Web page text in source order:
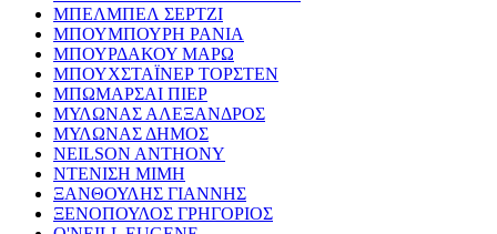
ΜΠΕΛΜΠΕΛ ΣΕΡΤΖΙ
ΜΠΟΥΜΠΟΥΡΗ ΡΑΝΙΑ
ΜΠΟΥΡΔΑΚΟΥ ΜΑΡΩ
ΜΠΟΥΧΣΤΑΪΝΕΡ ΤΟΡΣΤΕΝ
ΜΠΩΜΑΡΣΑΙ ΠΙΕΡ
ΜΥΛΩΝΑΣ ΑΛΕΞΑΝΔΡΟΣ
ΜΥΛΩΝΑΣ ΔΗΜΟΣ
NEILSON ANTHONY
ΝΤΕΝΙΣΗ ΜΙΜΗ
ΞΑΝΘΟΥΛΗΣ ΓΙΑΝΝΗΣ
ΞΕΝΟΠΟΥΛΟΣ ΓΡΗΓΟΡΙΟΣ